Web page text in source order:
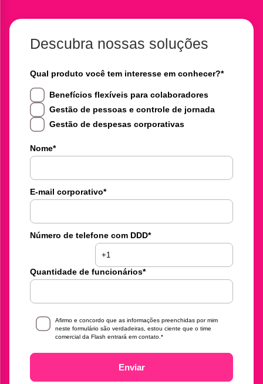
Descubra nossas soluções
Qual produto você tem interesse em conhecer?*
Benefícios flexíveis para colaboradores
Gestão de pessoas e controle de jornada
Gestão de despesas corporativas
Nome*
E-mail corporativo*
Número de telefone com DDD*
Quantidade de funcionários*
Afirmo e concordo que as informações preenchidas por mim
neste formulário são verdadeiras, estou ciente que o time
comercial da Flash entrará em contato. *
Enviar